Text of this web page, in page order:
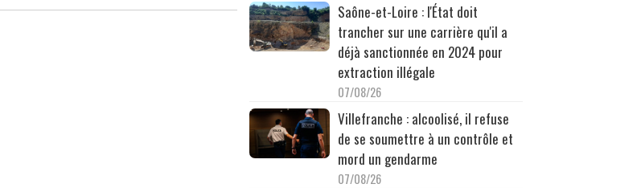
Saône-et-Loire : l'État doit
trancher sur une carrière qu'il a
déjà sanctionnée en 2024 pour
extraction illégale
07/08/26
Villefranche : alcoolisé, il refuse
de se soumettre à un contrôle et
mord un gendarme
07/08/26